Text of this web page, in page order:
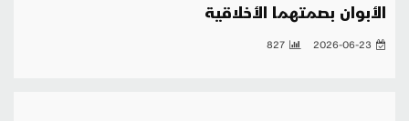
الأبوان بصمتهما الأخلاقية
2026-06-23
827